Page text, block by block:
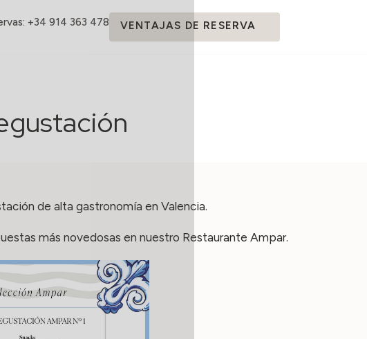
+34 914 363 478 VENTAJAS DE RESERVA
de alta gastronomía en Valencia.
más novedosas en nuestro Restaurante Ampar.